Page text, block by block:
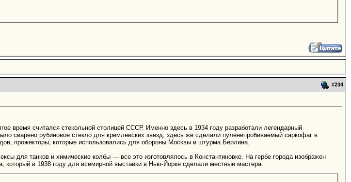
#234
время считался стекольной столицей СССР. Именно здесь в 1934 году разработали легендарный
сварено рубиновое стекло для кремлевских звезд, здесь же сделали пуленепробиваемый саркофаг в
прожекторы, которые использовались для обороны Москвы и штурма Берлина.
для танков и химические колбы — все это изготовлялось в Константиновке. На гербе города изображен
в 1938 году для всемирной выставки в Нью-Йорке сделали местные мастера.